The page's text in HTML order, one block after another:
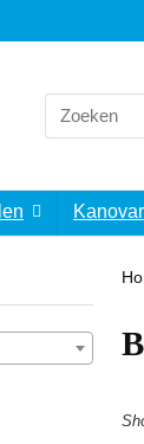
Search
for: